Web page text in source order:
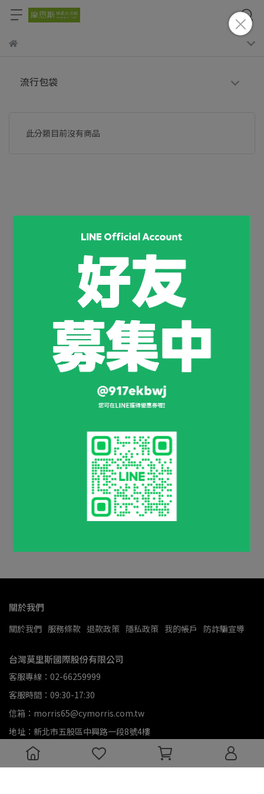
流行包袋
此分類目前沒有商品
關於我們
關於我們 服務條款 退款政策 隱私政策 我的帳戶 防詐騙宣導
台灣莫里斯國際股份有限公司
客服專線：02-66259999
客服時間：09:30-17:30
信箱：morris65@cymorris.com.tw
地址：新北市五股區中興路一段8號4樓
統一編號：70373328